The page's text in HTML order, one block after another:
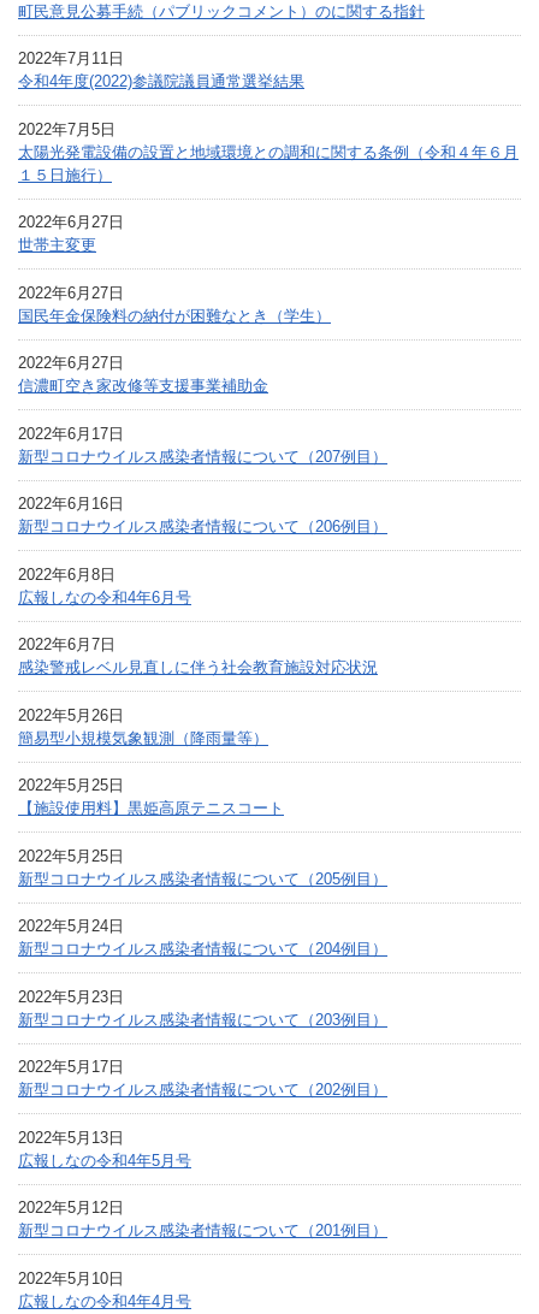
町民意見公募手続（パブリックコメント）のに関する指針
2022年7月11日
令和4年度(2022)参議院議員通常選挙結果
2022年7月5日
太陽光発電設備の設置と地域環境との調和に関する条例（令和４年６月
１５日施行）
2022年6月27日
世帯主変更
2022年6月27日
国民年金保険料の納付が困難なとき（学生）
2022年6月27日
信濃町空き家改修等支援事業補助金
2022年6月17日
新型コロナウイルス感染者情報について（207例目）
2022年6月16日
新型コロナウイルス感染者情報について（206例目）
2022年6月8日
広報しなの令和4年6月号
2022年6月7日
感染警戒レベル見直しに伴う社会教育施設対応状況
2022年5月26日
簡易型小規模気象観測（降雨量等）
2022年5月25日
【施設使用料】黒姫高原テニスコート
2022年5月25日
新型コロナウイルス感染者情報について（205例目）
2022年5月24日
新型コロナウイルス感染者情報について（204例目）
2022年5月23日
新型コロナウイルス感染者情報について（203例目）
2022年5月17日
新型コロナウイルス感染者情報について（202例目）
2022年5月13日
広報しなの令和4年5月号
2022年5月12日
新型コロナウイルス感染者情報について（201例目）
2022年5月10日
広報しなの令和4年4月号